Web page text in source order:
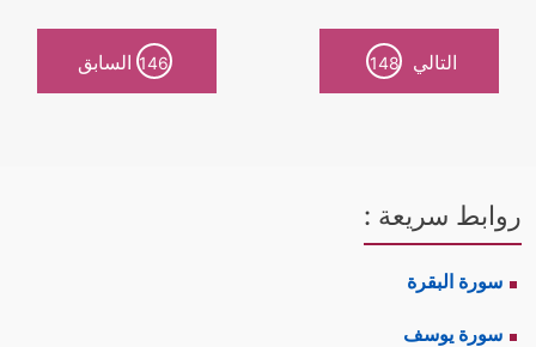
التالي 148
146 السابق
روابط سريعة :
سورة البقرة
سورة يوسف